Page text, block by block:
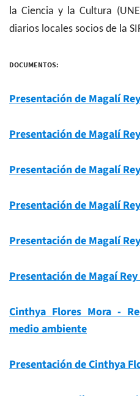
la Ciencia y la Cultura
diarios locales socios de la
DOCUMENTOS:
Presentación de Magalí
Presentación de Magalí
Presentación de Magalí
Presentación de Magalí
Presentación de Magalí
Presentación de Magaí
Cinthya Flores Mora -
medio ambiente
Presentación de Cinthya